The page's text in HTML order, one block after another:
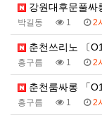
강원대후문풀싸
박길동 1 2
춘천쓰리노 〔
홍구름 1 2
춘천룸싸롱 「
홍구름 1 2